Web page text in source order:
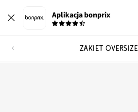
Aplikacja bonprix
ŻAKIET OVERSIZE